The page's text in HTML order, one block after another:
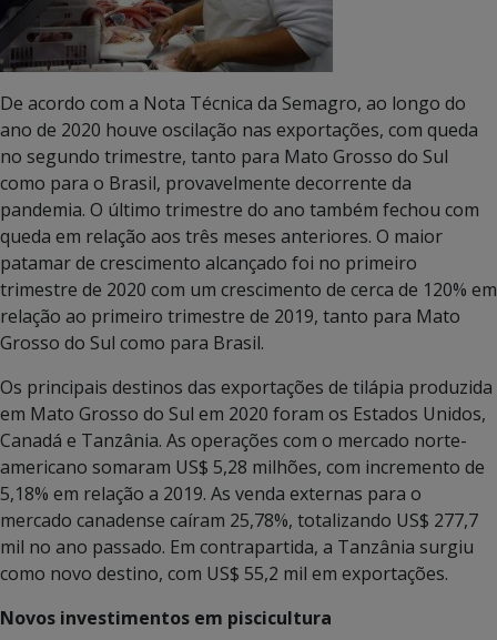
De acordo com a Nota Técnica da Semagro, ao longo do
ano de 2020 houve oscilação nas exportações, com queda
no segundo trimestre, tanto para Mato Grosso do Sul
como para o Brasil, provavelmente decorrente da
pandemia. O último trimestre do ano também fechou com
queda em relação aos três meses anteriores. O maior
patamar de crescimento alcançado foi no primeiro
trimestre de 2020 com um crescimento de cerca de 120% em
relação ao primeiro trimestre de 2019, tanto para Mato
Grosso do Sul como para Brasil.
Os principais destinos das exportações de tilápia produzida
em Mato Grosso do Sul em 2020 foram os Estados Unidos,
Canadá e Tanzânia. As operações com o mercado norte-
americano somaram US$ 5,28 milhões, com incremento de
5,18% em relação a 2019. As venda externas para o
mercado canadense caíram 25,78%, totalizando US$ 277,7
mil no ano passado. Em contrapartida, a Tanzânia surgiu
como novo destino, com US$ 55,2 mil em exportações.
Novos investimentos em piscicultura